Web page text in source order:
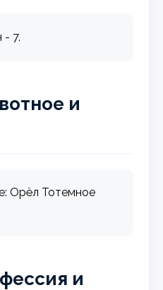
- 7.
и
Орёл Тотемное
и